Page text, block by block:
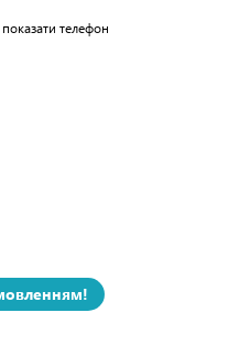
показати телефон